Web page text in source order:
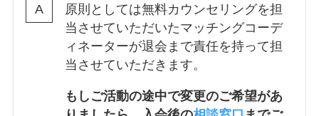
原則としては無料カウンセリングを担
当させていただいたマッチングコーデ
ィネーターが退会まで責任を持って担
当させていただきます。
もしご活動の途中で変更のご希望があ